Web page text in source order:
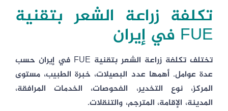
تكلفة زراعة الشعر بتقنية
FUE في إيران
تختلف تكلفة زراعة الشعر بتقنية FUE في إيران حسب
عدة عوامل. أهمها عدد البصيلات، خبرة الطبيب، مستوى
المركز، نوع التخدير، الفحوصات، الخدمات المرافقة،
المدينة، الإقامة، المترجم، والتنقلات.